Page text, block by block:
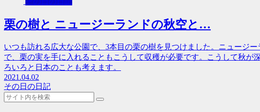
栗の樹と ニュージーランドの秋空と…
いつも訪れる広大な公園で、3本目の栗の樹を見つけました。ニュージ
で、栗の実を手に入れることもこうして収穫が必要です。こうして秋が
ろいろと日本のことも考えます。
2021.04.02
その日の日記